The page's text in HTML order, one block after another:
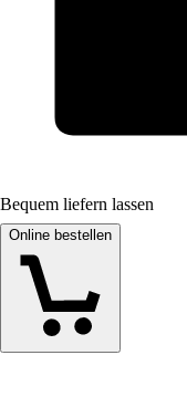
Bequem liefern lassen
Online bestellen